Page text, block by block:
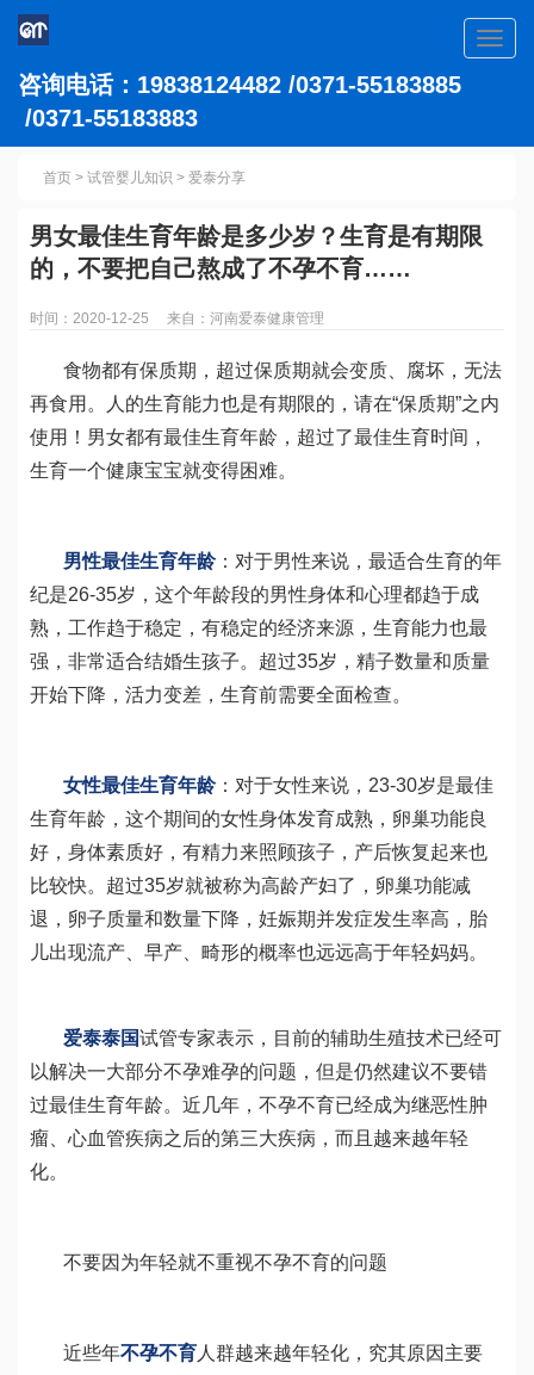
咨询电话：19838124482 /0371-55183885
/0371-55183883
首页 > 试管婴儿知识 > 爱泰分享
男女最佳生育年龄是多少岁？生育是有期限
的，不要把自己熬成了不孕不育……
时间：2020-12-25 来自：河南爱泰健康管理
食物都有保质期，超过保质期就会变质、腐坏，无法
再食用。人的生育能力也是有期限的，请在“保质期”之内
使用！男女都有最佳生育年龄，超过了最佳生育时间，
生育一个健康宝宝就变得困难。
男性最佳生育年龄：对于男性来说，最适合生育的年
纪是26-35岁，这个年龄段的男性身体和心理都趋于成
熟，工作趋于稳定，有稳定的经济来源，生育能力也最
强，非常适合结婚生孩子。超过35岁，精子数量和质量
开始下降，活力变差，生育前需要全面检查。
女性最佳生育年龄：对于女性来说，23-30岁是最佳
生育年龄，这个期间的女性身体发育成熟，卵巢功能良
好，身体素质好，有精力来照顾孩子，产后恢复起来也
比较快。超过35岁就被称为高龄产妇了，卵巢功能减
退，卵子质量和数量下降，妊娠期并发症发生率高，胎
儿出现流产、早产、畸形的概率也远远高于年轻妈妈。
爱泰泰国试管专家表示，目前的辅助生殖技术已经可
以解决一大部分不孕难孕的问题，但是仍然建议不要错
过最佳生育年龄。近几年，不孕不育已经成为继恶性肿
瘤、心血管疾病之后的第三大疾病，而且越来越年轻
化。
不要因为年轻就不重视不孕不育的问题
近些年不孕不育 人群越来越年轻化，究其原因主要